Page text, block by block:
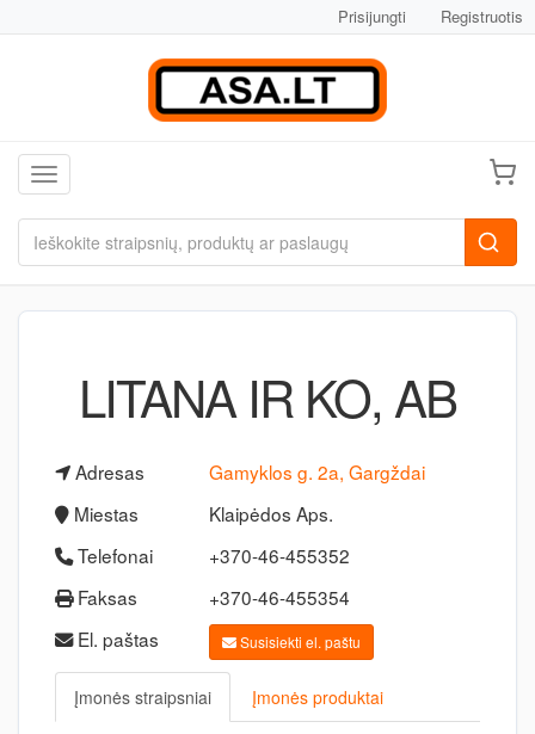
Prisijungti Registruotis
Toggle navigation
LITANA IR KO, AB
Adresas
Gamyklos g. 2a, Gargždai
Miestas
Klaipėdos Aps.
Telefonai
+370-46-455352
Faksas
+370-46-455354
El. paštas
Susisiekti el. paštu
Įmonės straipsniai Įmonės produktai